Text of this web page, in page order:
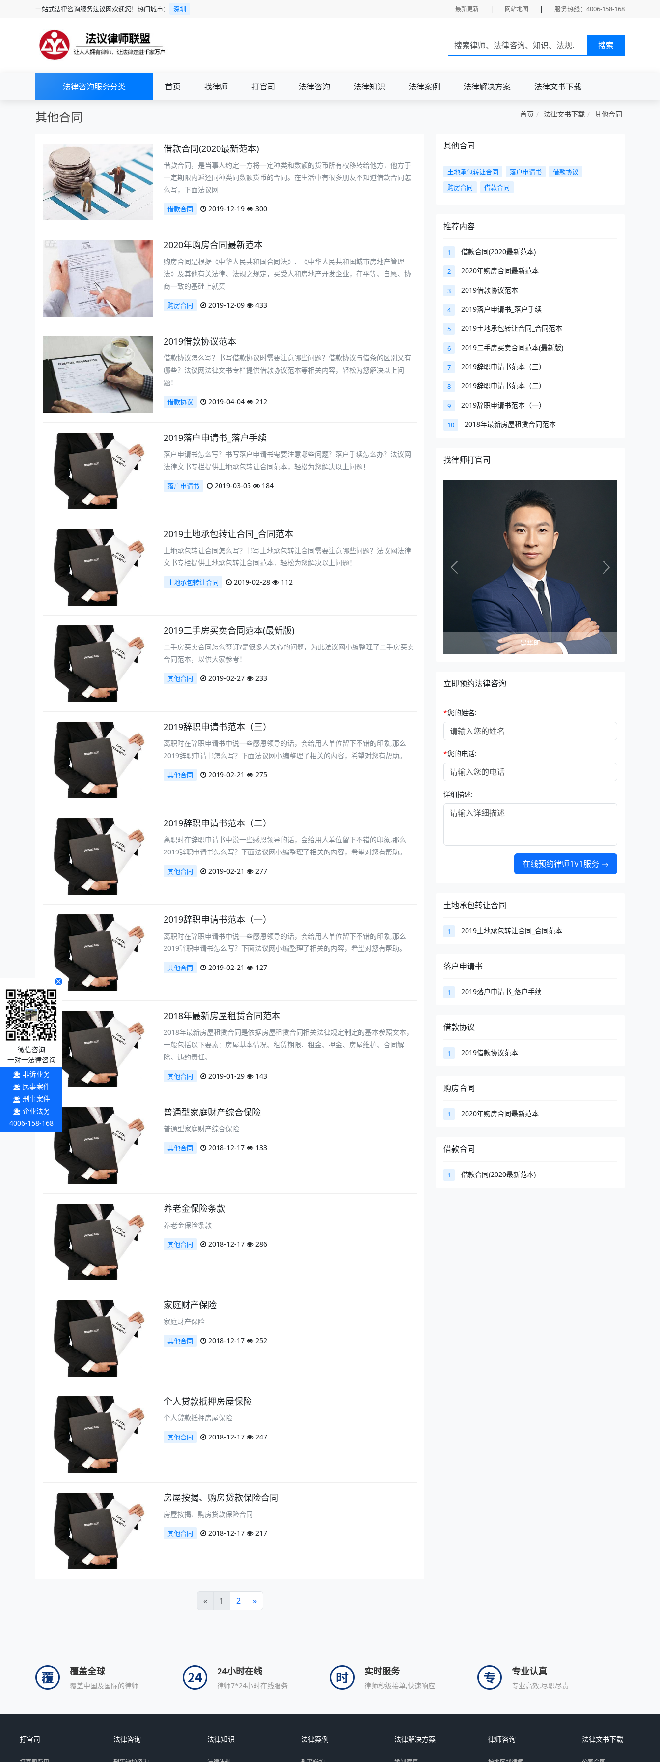
一站式法律咨询服务法议网欢迎您！热门城市： 深圳 最新更新 | 网站地图 | 服务热线：4006-158-168
搜索
法律咨询服务分类 首页 找律师 打官司 法律咨询 法律知识 法律案例 法律解决方案 法律文书下载
其他合同 首页 法律文书下载 其他合同
借款合同(2020最新范本)
借款合同，是当事人约定一方将一定种类和数额的货币所有权移转给他方，他方于
一定期限内返还同种类同数额货币的合同。在生活中有很多朋友不知道借款合同怎
么写，下面法议网
借款合同 2019-12-19 300
2020年购房合同最新范本
购房合同是根据《中华人民共和国合同法》、《中华人民共和国城市房地产管理
法》及其他有关法律、法规之规定，买受人和房地产开发企业，在平等、自愿、协
商一致的基础上就买
购房合同 2019-12-09 433
2019借款协议范本
借款协议怎么写？书写借款协议时需要注意哪些问题？借款协议与借条的区别又有
哪些？法议网法律文书专栏提供借款协议范本等相关内容，轻松为您解决以上问
题！
借款协议 2019-04-04 212
2019落户申请书_落户手续
落户申请书怎么写？书写落户申请书需要注意哪些问题？落户手续怎么办？法议网
法律文书专栏提供土地承包转让合同范本，轻松为您解决以上问题！
落户申请书 2019-03-05 184
2019土地承包转让合同_合同范本
土地承包转让合同怎么写？书写土地承包转让合同需要注意哪些问题？法议网法律
文书专栏提供土地承包转让合同范本，轻松为您解决以上问题！
土地承包转让合同 2019-02-28 112
2019二手房买卖合同范本(最新版)
二手房买卖合同怎么签订?是很多人关心的问题，为此法议网小编整理了二手房买卖
合同范本，以供大家参考！
其他合同 2019-02-27 233
2019辞职申请书范本（三）
离职时在辞职申请书中说一些感恩领导的话，会给用人单位留下不错的印象,那么
2019辞职申请书怎么写？下面法议网小编整理了相关的内容，希望对您有帮助。
其他合同 2019-02-21 275
2019辞职申请书范本（二）
离职时在辞职申请书中说一些感恩领导的话，会给用人单位留下不错的印象,那么
2019辞职申请书怎么写？下面法议网小编整理了相关的内容，希望对您有帮助。
其他合同 2019-02-21 277
2019辞职申请书范本（一）
离职时在辞职申请书中说一些感恩领导的话，会给用人单位留下不错的印象,那么
2019辞职申请书怎么写？下面法议网小编整理了相关的内容，希望对您有帮助。
其他合同 2019-02-21 127
2018年最新房屋租赁合同范本
2018年最新房屋租赁合同是依据房屋租赁合同相关法律规定制定的基本参照文本，
一般包括以下要素：房屋基本情况、租赁期限、租金、押金、房屋维护、合同解
除、违约责任、
其他合同 2019-01-29 143
普通型家庭财产综合保险
普通型家庭财产综合保险
其他合同 2018-12-17 133
养老金保险条款
养老金保险条款
其他合同 2018-12-17 286
家庭财产保险
家庭财产保险
其他合同 2018-12-17 252
个人贷款抵押房屋保险
个人贷款抵押房屋保险
其他合同 2018-12-17 247
房屋按揭、购房贷款保险合同
房屋按揭、购房贷款保险合同
其他合同 2018-12-17 217
« 1 2 »
其他合同
土地承包转让合同 落户申请书
借款协议
购房合同
借款合同
推荐内容
1 借款合同(2020最新范本)
2 2020年购房合同最新范本
3 2019借款协议范本
4 2019落户申请书_落户手续
5 2019土地承包转让合同_合同范本
6 2019二手房买卖合同范本(最新版)
7 2019辞职申请书范本（三）
8 2019辞职申请书范本（二）
9 2019辞职申请书范本（一）
10 2018年最新房屋租赁合同范本
找律师打官司
晏华明
Previous Next
立即预约法律咨询
*您的姓名:
*您的电话:
详细描述:
在线预约律师1V1服务
土地承包转让合同
1 2019土地承包转让合同_合同范本
落户申请书
1 2019落户申请书_落户手续
借款协议
1 2019借款协议范本
购房合同
1 2020年购房合同最新范本
借款合同
1 借款合同(2020最新范本)
覆盖全球
覆盖中国及国际的律师
24小时在线
律师7*24小时在线服务
实时服务
律师秒级接单,快速响应
专业认真
专业高效,尽职尽责
打官司 法律咨询 法律知识 法律案例 法律解决方案 律师咨询 法律文书下载
微信咨询
一对一法律咨询
非诉业务
民事案件
刑事案件
企业法务
4006-158-168